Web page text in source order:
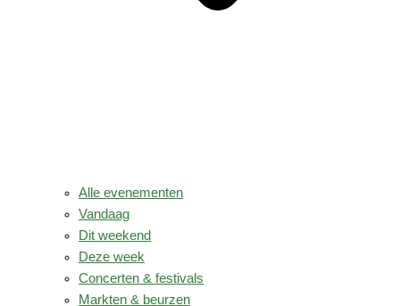
Alle evenementen
Vandaag
Dit weekend
Deze week
Concerten & festivals
Markten & beurzen